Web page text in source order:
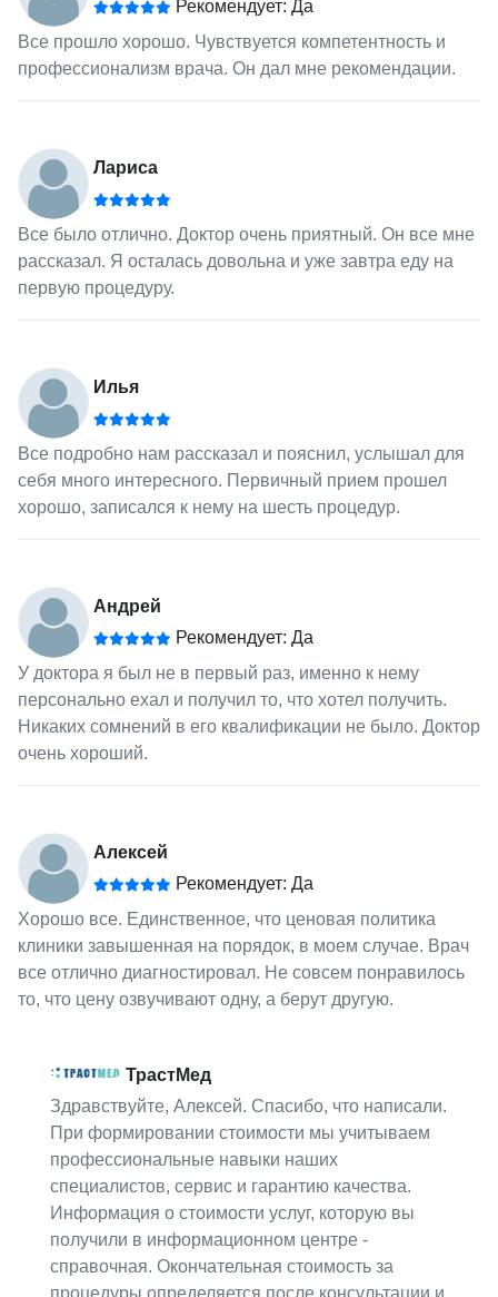
Рекомендует: Да
Все прошло хорошо. Чувствуется компетентность и
профессионализм врача. Он дал мне рекомендации.
Лариса
Все было отлично. Доктор очень приятный. Он все мне
рассказал. Я осталась довольна и уже завтра еду на
первую процедуру.
Илья
Все подробно нам рассказал и пояснил, услышал для
себя много интересного. Первичный прием прошел
хорошо, записался к нему на шесть процедур.
Андрей
Рекомендует: Да
У доктора я был не в первый раз, именно к нему
персонально ехал и получил то, что хотел получить.
Никаких сомнений в его квалификации не было. Доктор
очень хороший.
Алексей
Рекомендует: Да
Хорошо все. Единственное, что ценовая политика
клиники завышенная на порядок, в моем случае. Врач
все отлично диагностировал. Не совсем понравилось
то, что цену озвучивают одну, а берут другую.
ТрастМед
Здравствуйте, Алексей. Спасибо, что написали.
При формировании стоимости мы учитываем
профессиональные навыки наших
специалистов, сервис и гарантию качества.
Информация о стоимости услуг, которую вы
получили в информационном центре -
справочная. Окончательная стоимость за
процедуры определяется после консультации и